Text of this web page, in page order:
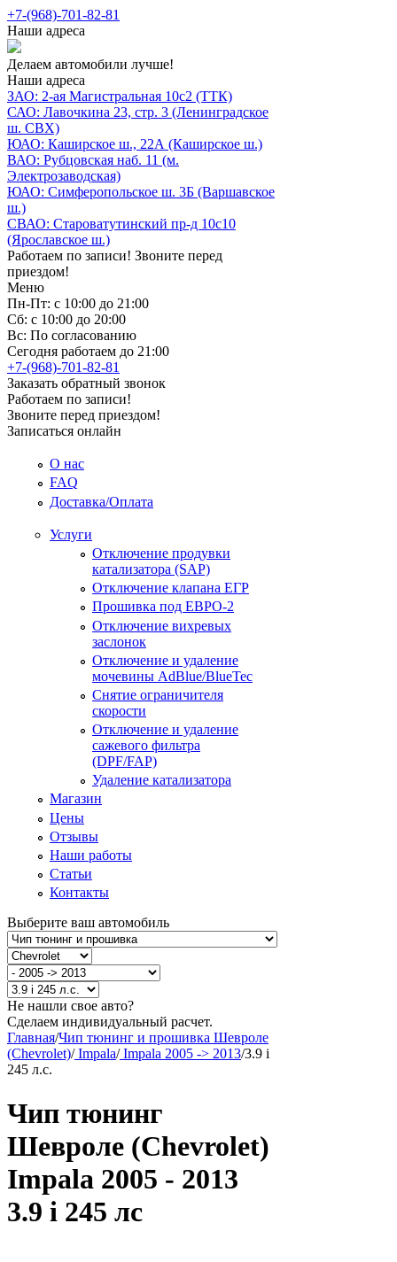
+7-(968)-701-82-81
Наши адреса
Делаем автомобили лучше!
Наши адреса
ЗАО: 2-ая Магистральная 10с2 (ТТК)
САО: Лавочкина 23, стр. 3 (Ленинградское
ш. СВХ)
ЮАО: Каширское ш., 22А (Каширское ш.)
ВАО: Рубцовская наб. 11 (м.
Электрозаводская)
ЮАО: Симферопольское ш. 3Б (Варшавское
ш.)
СВАО: Староватутинский пр-д 10с10
(Ярославское ш.)
Работаем по записи! Звоните перед
приездом!
Меню
Пн-Пт: с 10:00 до 21:00
Сб: с 10:00 до 20:00
Вс: По согласованию
Сегодня работаем до 21:00
+7-(968)-701-82-81
Заказать обратный звонок
Работаем по записи!
Звоните перед приездом!
Записаться онлайн
О нас
FAQ
Доставка/Оплата
Услуги
Отключение продувки
катализатора (SAP)
Отключение клапана ЕГР
Прошивка под ЕВРО-2
Отключение вихревых
заслонок
Отключение и удаление
мочевины AdBlue/BlueTec
Снятие ограничителя
скорости
Отключение и удаление
сажевого фильтра
(DPF/FAP)
Удаление катализатора
Магазин
Цены
Отзывы
Наши работы
Статьи
Контакты
Выберите ваш автомобиль
Не нашли свое авто?
Сделаем индивидуальный расчет.
Главная/Чип тюнинг и прошивка Шевроле
(Chevrolet)/Impala/Impala 2005 -> 2013/3.9 i
245 л.с.
Чип тюнинг
Шевроле (Chevrolet)
Impala 2005 - 2013
3.9 i 245 лс